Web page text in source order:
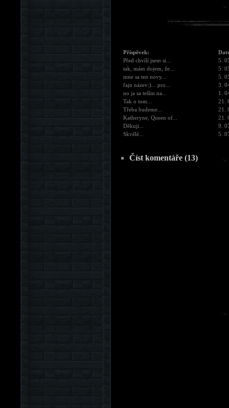
Příspěvek:
Před chvílí jsem si...
5.
tak, mám dojem, že...
5.
mne sa ten novy...
5.
fajn název:)... pro...
3.
no ja sa teším na...
1.
Tak o tom...
21.
Třeba budeme...
21.
Katheryne, Queen of...
21.
Děkuji...
9.
Skvělé...
5.
Číst komentáře (13)